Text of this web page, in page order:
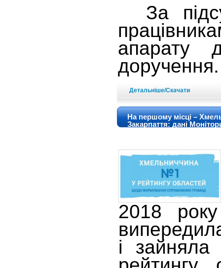
За
апарату
доручення.
Детальніше/Скачати
На першому місці –
Закарпаття: дані
2018
і